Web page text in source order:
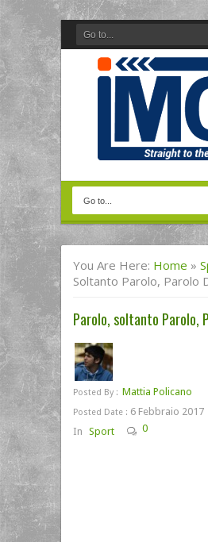
You Are Here: Home »
Soltanto Parolo, Parolo
Parolo, soltanto Parolo,
Posted By : Mattia Policano
Posted Date : 6 Febbraio 2017
In Sport 0